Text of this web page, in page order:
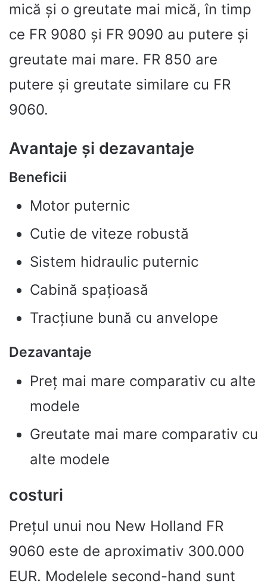
mică și o greutate mai mică, în timp
ce FR 9080 și FR 9090 au putere și
greutate mai mare. FR 850 are
putere și greutate similare cu FR
9060.
Avantaje și dezavantaje
Beneficii
Motor puternic
Cutie de viteze robustă
Sistem hidraulic puternic
Cabină spațioasă
Tracțiune bună cu anvelope
Dezavantaje
Preț mai mare comparativ cu alte
modele
Greutate mai mare comparativ cu
alte modele
costuri
Prețul unui nou New Holland FR
9060 este de aproximativ 300.000
EUR. Modelele second-hand sunt